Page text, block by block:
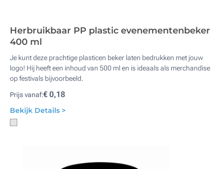
Herbruikbaar PP plastic evenementenbeker
400 ml
Je kunt deze prachtige plasticen beker laten bedrukken met jouw
logo! Hij heeft een inhoud van 500 ml en is ideaals als merchandise
op festivals bijvoorbeeld.
Prijs vanaf:€ 0,18
Bekijk Details >